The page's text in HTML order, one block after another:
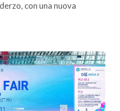
con una nuova